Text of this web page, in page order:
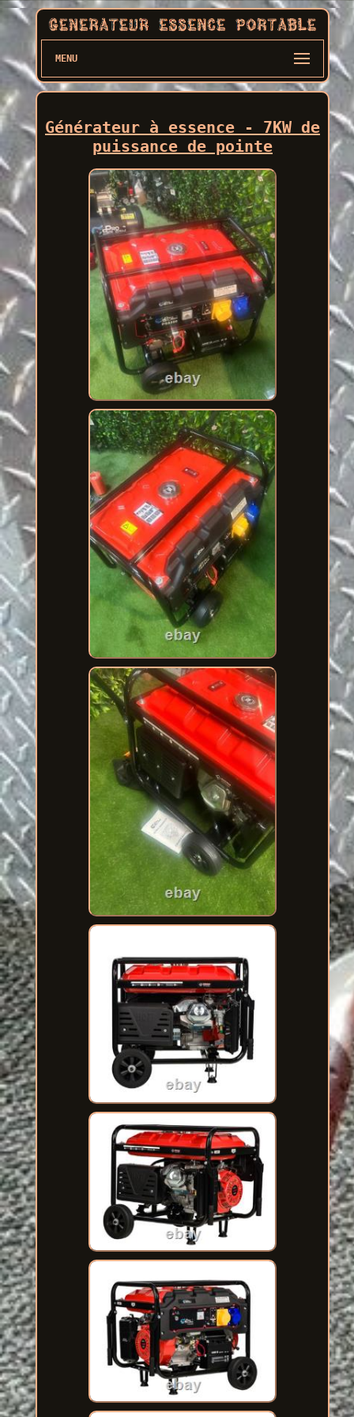
MENU
Générateur à essence - 7KW de
puissance de pointe